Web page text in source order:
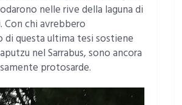
nelle rive della laguna di
Con chi avrebbero
questa ultima tesi sostiene
nel Sarrabus, sono ancora
protosarde.